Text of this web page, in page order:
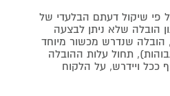
פי שיקול דעתם הבלעדי של
הובלה שלא ניתן לבצעה
הובלה שנדרש מכשור מיוחד
תחול עלות ההובלה
ככל ויידרש, על הלקוח